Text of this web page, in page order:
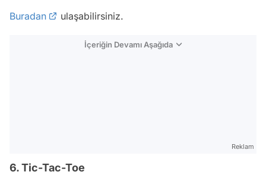
Buradan
ulaşabilirsiniz.
İçeriğin Devamı Aşağıda
Reklam
6. Tic-Tac-Toe